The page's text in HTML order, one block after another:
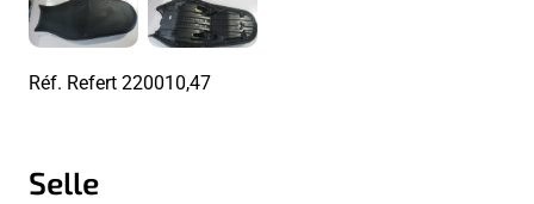
Réf. Refert220010,47
Selle